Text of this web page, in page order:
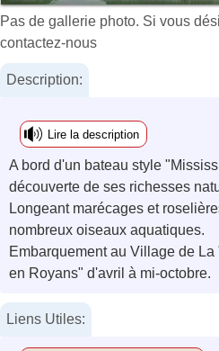
Pas de gallerie photo. Si vous
contactez-nous
Description:
Lire la description
A bord d'un bateau style
découverte de ses richesses
Longeant marécages et
nombreux oiseaux aquatiques.
Embarquement au Village de
en Royans" d'avril à mi-octobre.
Liens Utiles: